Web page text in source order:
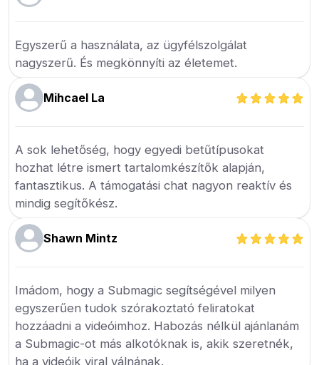
Egyszerű a használata, az ügyfélszolgálat
nagyszerű. És megkönnyíti az életemet.
Mihcael La
A sok lehetőség, hogy egyedi betűtípusokat
hozhat létre ismert tartalomkészítők alapján,
fantasztikus. A támogatási chat nagyon reaktív és
mindig segítőkész.
Shawn Mintz
Imádom, hogy a Submagic segítségével milyen
egyszerűen tudok szórakoztató feliratokat
hozzáadni a videóimhoz. Habozás nélkül ajánlanám
a Submagic-ot más alkotóknak is, akik szeretnék,
ha a videóik viral válnának.